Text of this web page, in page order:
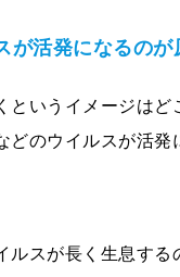
が活発になるのが
というイメージは
どのウイルスが活発
ルスが長く生息す